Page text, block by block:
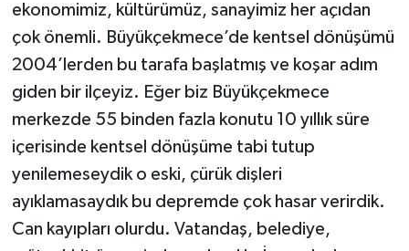
ekonomimiz, kültürümüz, sanayimiz her açıdan
çok önemli. Büyükçekmece’de kentsel dönüşümü
2004’lerden bu tarafa başlatmış ve koşar adım
giden bir ilçeyiz. Eğer biz Büyükçekmece
merkezde 55 binden fazla konutu 10 yıllık süre
içerisinde kentsel dönüşüme tabi tutup
yenilemeseydik o eski, çürük dişleri
ayıklamasaydık bu depremde çok hasar verirdik.
Can kayıpları olurdu. Vatandaş, belediye,